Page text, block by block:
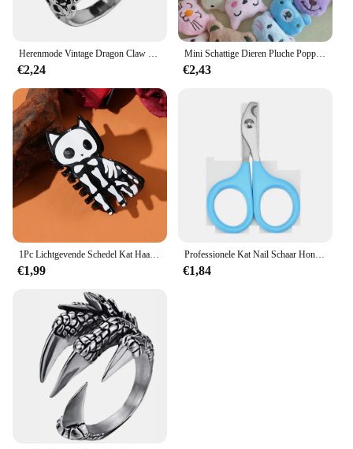
Herenmode Vintage Dragon Claw Boze Eye Ring Mode Devil Eyeball Party Ringen Mannen Sieraden Anime Skull Hiphop
€2,24
Mini Schattige Dieren Pluche Poppen 5-6Cm Knuffels Meisje Pluche Klauw Machine Pop Accessoires Verjaardagsfeest Kerstcadeau Beloning
€2,43
1Pc Lichtgevende Schedel Kat Haarklauw-Duurzame Acryl Haai Clip, Geschikt Voor Vrouwen, Y 2K Punk Stijl, Geschikt Voor Halloween
€1,99
Professionele Kat Nail Schaar Hond Nagelknipper Teen Klauw Trimmer Pet Grooming Supplies Producten Voor Kleine Honden Hond Gadgets
€1,84